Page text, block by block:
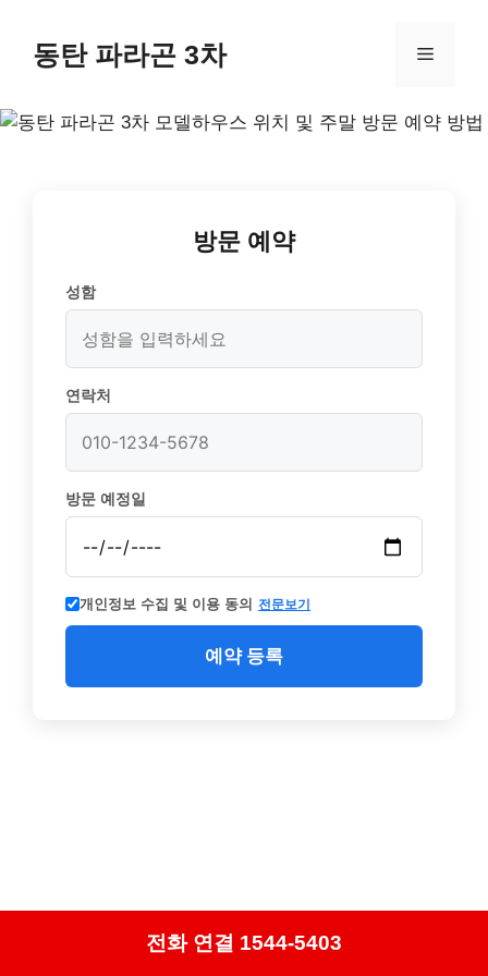
동탄 파라곤 3차
방문 예약
성함
연락처
방문 예정일
개인정보 수집 및 이용 동의 전문보기
예약 등록
전화 연결 1544-5403